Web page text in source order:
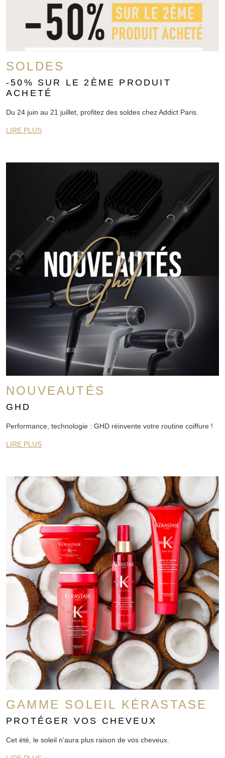
SOLDES
-50% SUR LE 2ÈME PRODUIT
ACHETÉ
Du 24 juin au 21 juillet, profitez des soldes chez Addict Paris.
LIRE PLUS
NOUVEAUTÉS
GHD
Performance, technologie : GHD réinvente votre routine coiffure !
LIRE PLUS
GAMME SOLEIL KÉRASTASE
PROTÉGER VOS CHEVEUX
Cet été, le soleil n'aura plus raison de vos cheveux.